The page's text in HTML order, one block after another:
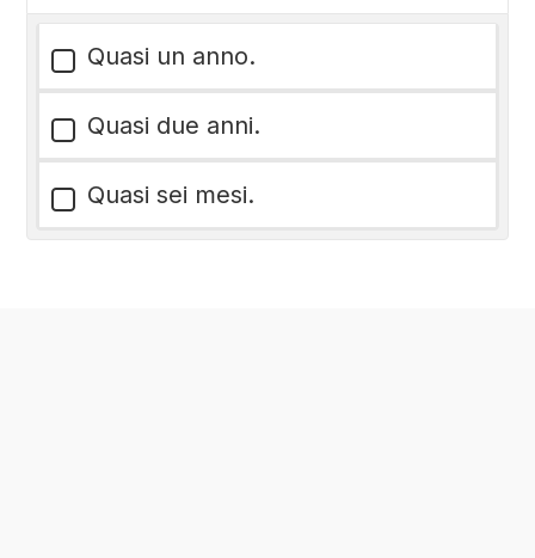
Quasi un anno.
Quasi due anni.
Quasi sei mesi.